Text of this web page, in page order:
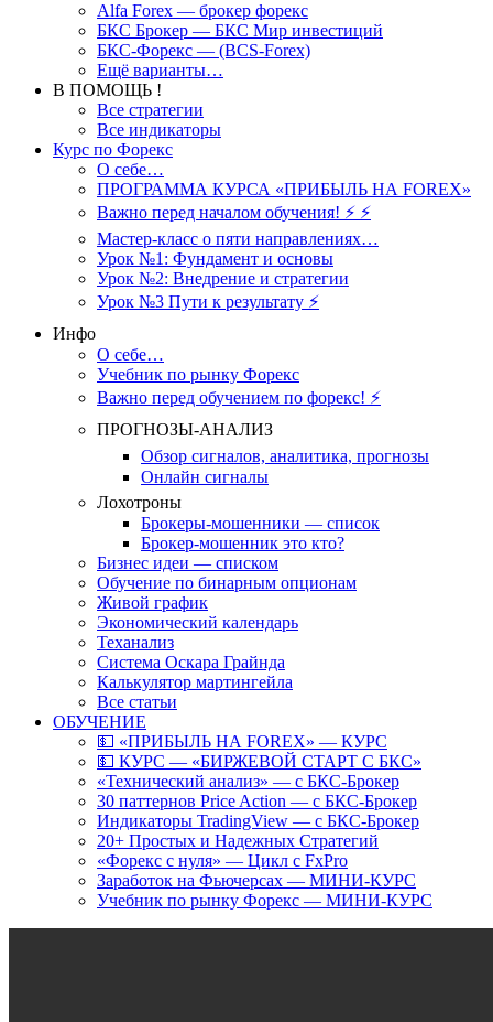
Alfa Forex — брокер форекс
БКС Брокер — БКС Мир инвестиций
БКС-Форекс — (BCS-Forex)
Ещё варианты…
В ПОМОЩЬ !
Все стратегии
Все индикаторы
Курс по Форекс
О себе…
ПРОГРАММА КУРСА «ПРИБЫЛЬ НА FOREX»
Важно перед началом обучения! ⚡ ⚡
Мастер-класс о пяти направлениях…
Урок №1: Фундамент и основы
Урок №2: Внедрение и стратегии
Урок №3 Пути к результату ⚡️
Инфо
О себе…
Учебник по рынку Форекс
Важно перед обучением по форекс! ⚡
ПРОГНОЗЫ-АНАЛИЗ
Обзор сигналов, аналитика, прогнозы
Онлайн сигналы
Лохотроны
Брокеры-мошенники — список
Брокер-мошенник это кто?
Бизнес идеи — списком
Обучение по бинарным опционам
Живой график
Экономический календарь
Теханализ
Система Оскара Грайнда
Калькулятор мартингейла
Все статьи
ОБУЧЕНИЕ
💵 «ПРИБЫЛЬ НА FOREX» — КУРС
💵 КУРС — «БИРЖЕВОЙ СТАРТ С БКС»
«Технический анализ» — с БКС-Брокер
30 паттернов Price Action — с БКС-Брокер
Индикаторы TradingView — с БКС-Брокер
20+ Простых и Надежных Стратегий
«Форекс с нуля» — Цикл с FxPro
Заработок на Фьючерсах — МИНИ-КУРС
Учебник по рынку Форекс — МИНИ-КУРС